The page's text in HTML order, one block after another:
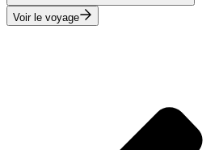
Voir le voyage